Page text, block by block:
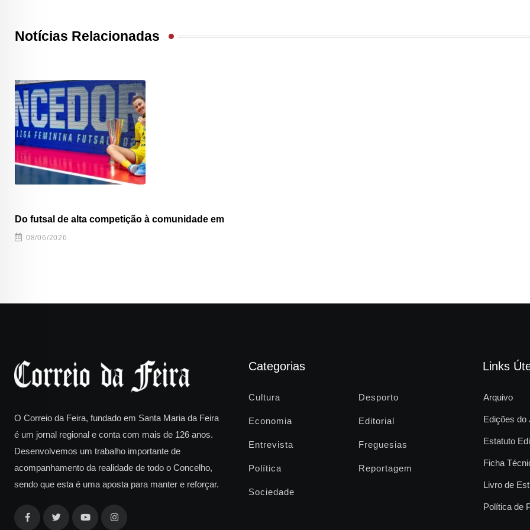
Notícias Relacionadas
Do futsal de alta competição à comunidade em
08/06/2026
O Correio da Feira, fundado em Santa Maria da Feira
é um jornal regional e conta com mais de 126 anos.
Desenvolvemos um trabalho importante de
acompanhamento da realidade de todo o Concelho,
sendo que esta é uma aposta para manter e reforçar.
Categorias
Cultura Desporto
Economia Editorial
Entrevista Freguesias
Política Reportagem
Sociedade
Links
Arquivo
Edições do
Estatuto
Ficha
Livro de
Política de